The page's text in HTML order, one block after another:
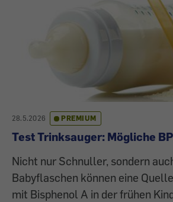
28.5.2026 PREMIUM
Test Trinksauger: Mögliche
Nicht nur Schnuller, sondern
Babyflaschen können eine
mit Bisphenol A in der frühen